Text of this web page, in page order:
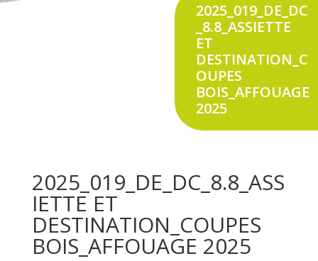
2025_019_DE_DC
_8.8_ASSIETTE
ET
DESTINATION_C
OUPES
BOIS_AFFOUAGE
2025
2025_019_DE_DC_8.8_ASS
IETTE ET
DESTINATION_COUPES
BOIS_AFFOUAGE 2025